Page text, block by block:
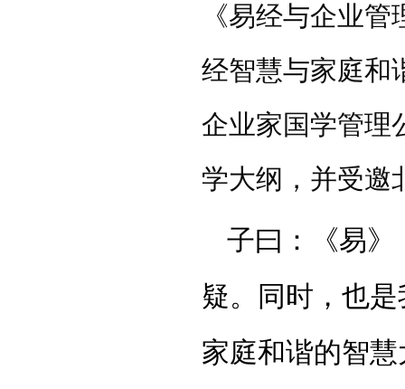
《易经与企业
经智慧与家庭和
企业家国学管理
学大纲，并受邀
子曰：《易》
疑。同时，也
家庭和谐的智